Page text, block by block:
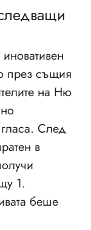
през същия
на Ню
След
в
1.
беше